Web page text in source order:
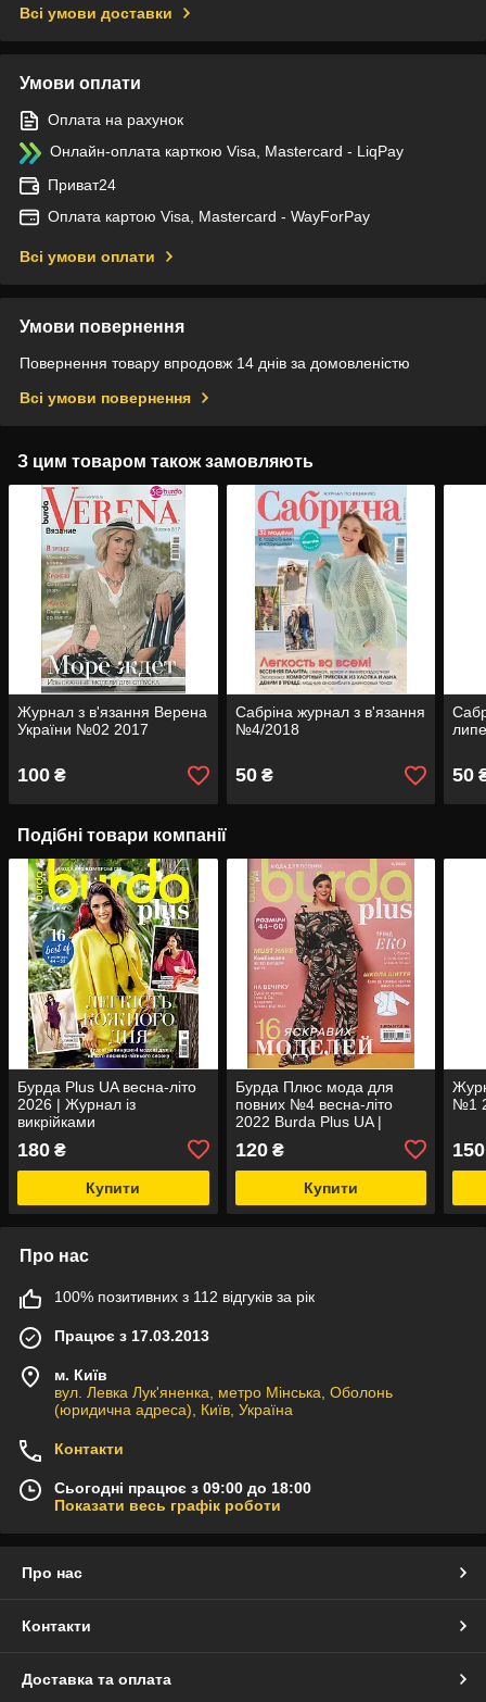
Всі умови доставки
Умови оплати
Оплата на рахунок
Онлайн-оплата карткою Visa, Mastercard - LiqPay
Приват24
Оплата картою Visa, Mastercard - WayForPay
Всі умови оплати
Умови повернення
Повернення товару впродовж 14 днів за домовленістю
Всі умови повернення
З цим товаром також замовляють
Журнал з в'язання Верена
України №02 2017
100 ₴
Сабріна журнал з в'язання
№4/2018
50₴ 50
Подібні товари компанії
Бурда Plus UA весна-літо
2026 | Журнал із
викрійками
180 ₴
Купити
Бурда Плюс мода для
повних №4 весна-літо
2022 Burda Plus UA |
Бурда Стиль
120₴
Купити
№1
150
Про нас
100% позитивних з 112 відгуків за рік
Працює з 17.03.2013
м. Київ
вул. Левка Лук'яненка, метро Мінська, Оболонь
(юридична адреса), Київ, Україна
Контакти
Сьогодні працює з 09:00 до 18:00
Показати весь графік роботи
Про нас
Контакти
Доставка та оплата